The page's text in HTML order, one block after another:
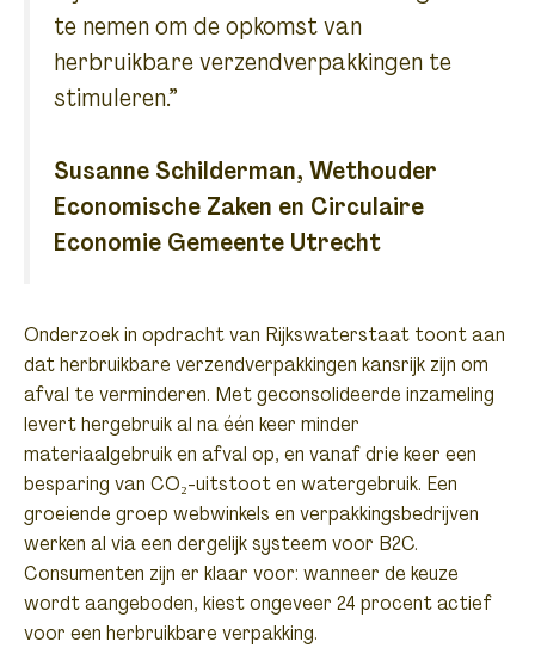
te nemen om de opkomst van
herbruikbare verzendverpakkingen te
stimuleren.”
Susanne Schilderman, Wethouder
Economische Zaken en Circulaire
Economie Gemeente Utrecht
Onderzoek in opdracht van Rijkswaterstaat toont aan
dat herbruikbare verzendverpakkingen kansrijk zijn om
afval te verminderen. Met geconsolideerde inzameling
levert hergebruik al na één keer minder
materiaalgebruik en afval op, en vanaf drie keer een
besparing van CO₂-uitstoot en watergebruik. Een
groeiende groep webwinkels en verpakkingsbedrijven
werken al via een dergelijk systeem voor B2C.
Consumenten zijn er klaar voor: wanneer de keuze
wordt aangeboden, kiest ongeveer 24 procent actief
voor een herbruikbare verpakking.